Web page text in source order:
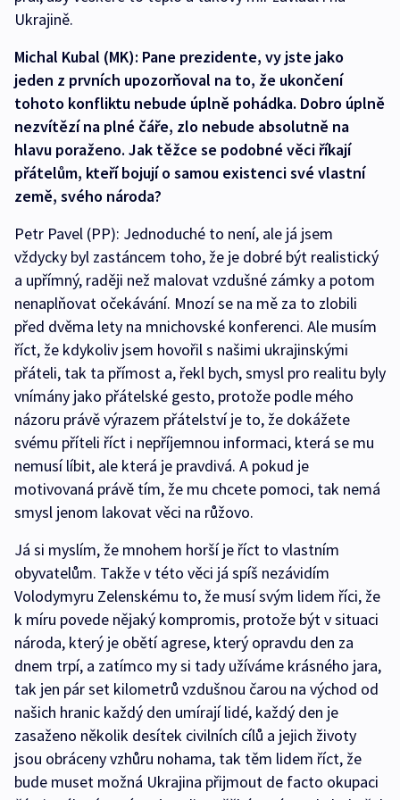
Ukrajině.
Michal Kubal (MK): Pane prezidente, vy jste jako
jeden z prvních upozorňoval na to, že ukončení
tohoto konfliktu nebude úplně pohádka. Dobro úplně
nezvítězí na plné čáře, zlo nebude absolutně na
hlavu poraženo. Jak těžce se podobné věci říkají
přátelům, kteří bojují o samou existenci své vlastní
země, svého národa?
Petr Pavel (PP): Jednoduché to není, ale já jsem
vždycky byl zastáncem toho, že je dobré být realistický
a upřímný, raději než malovat vzdušné zámky a potom
nenaplňovat očekávání. Mnozí se na mě za to zlobili
před dvěma lety na mnichovské konferenci. Ale musím
říct, že kdykoliv jsem hovořil s našimi ukrajinskými
přáteli, tak ta přímost a, řekl bych, smysl pro realitu byly
vnímány jako přátelské gesto, protože podle mého
názoru právě výrazem přátelství je to, že dokážete
svému příteli říct i nepříjemnou informaci, která se mu
nemusí líbit, ale která je pravdivá. A pokud je
motivovaná právě tím, že mu chcete pomoci, tak nemá
smysl jenom lakovat věci na růžovo.
Já si myslím, že mnohem horší je říct to vlastním
obyvatelům. Takže v této věci já spíš nezávidím
Volodymyru Zelenskému to, že musí svým lidem říci, že
k míru povede nějaký kompromis, protože být v situaci
národa, který je obětí agrese, který opravdu den za
dnem trpí, a zatímco my si tady užíváme krásného jara,
tak jen pár set kilometrů vzdušnou čarou na východ od
našich hranic každý den umírají lidé, každý den je
zasaženo několik desítek civilních cílů a jejich životy
jsou obráceny vzhůru nohama, tak těm lidem říct, že
bude muset možná Ukrajina přijmout de facto okupaci